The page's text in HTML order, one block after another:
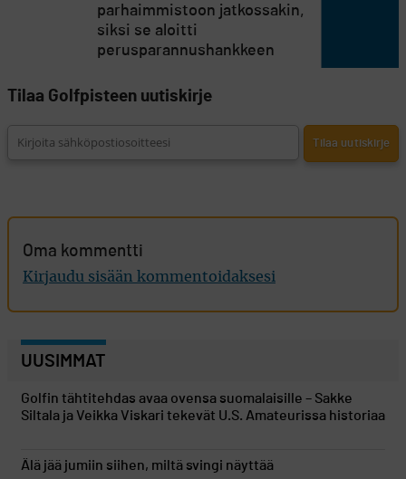
parhaimmistoon jatkossakin,
siksi se aloitti
perusparannushankkeen
Tilaa Golfpisteen uutiskirje
Oma kommentti
Kirjaudu sisään kommentoidaksesi
UUSIMMAT
Golfin tähtitehdas avaa ovensa suomalaisille – Sakke
Siltala ja Veikka Viskari tekevät U.S. Amateurissa historiaa
Älä jää jumiin siihen, miltä svingi näyttää